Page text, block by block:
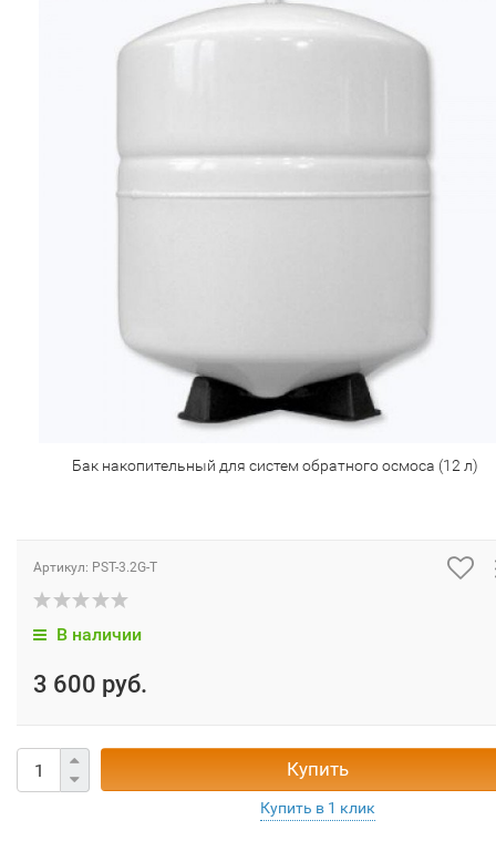
Бак накопительный для систем обратного осмоса (12 л)
Артикул: PST-3.2G-T
В наличии
3 600 руб.
Купить